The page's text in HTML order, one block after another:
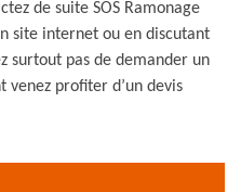
de suite SOS Ramonage
site internet ou en discutant
surtout pas de demander un
venez profiter d’un devis